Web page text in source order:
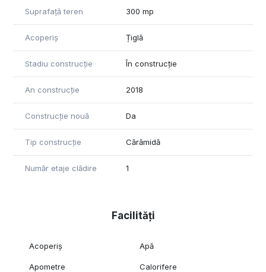
Suprafață teren 300 mp
Acoperiș Țiglă
Stadiu construcție În construcție
An construcție 2018
Construcție nouă Da
Tip construcție Cărămidă
Număr etaje clădire 1
Facilități
Acoperiș Apă
Apometre Calorifere